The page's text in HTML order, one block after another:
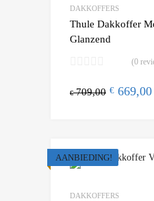
DAKKOFFERS
Thule Dakkoffer
Glanzend
(0
€709,00 € 669,00
AANBIEDING!
DAKKOFFERS